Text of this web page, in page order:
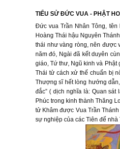
TIỂU SỬ ĐỨC VUA - PHẬT
Đức vua Trần Nhân Tông,
Hoàng Thái hậu Nguyên
thái như vàng ròng, nên được
năm đó, Ngài đã kết duyên
giáo, Tứ thư, Ngũ kinh và
Thái tử cách xử thế chuẩn bị
Thượng sĩ hết lòng hướng
đắc” ( dịch nghĩa là: Quan
Phúc trong kinh thành Thăng
tử Khâm được Vua Trần
sự nghiệp của các Tiên đế